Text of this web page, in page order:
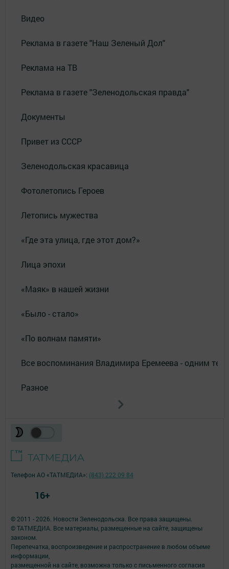
Видео
Реклама в газете "Наш Зеленый Дол"
Реклама на ТВ
Реклама в газете "Зеленодольская правда"
Документы
Привет из СССР
Зеленодольская красавица
Фотолетопись Героев
Летопись мужества
«Где эта улица, где этот дом?»
Лица эпохи
«Маяк» в нашей жизни
«Было - стало»
«По волнам памяти»
Все воспоминания Владимира Еремеева - одним
Разное
© 2011 - 2026. Новости Зеленодольска. Все права защищены.
© ТАТМЕДИА. Все материалы, размещенные на сайте, защищены
законом.
Перепечатка, воспроизведение и распространение в любом объеме
информации,
размещенной на сайте, возможна только с письменного согласия
Телефон АО «ТАТМЕДИА»: (843) 222 09 84
16+